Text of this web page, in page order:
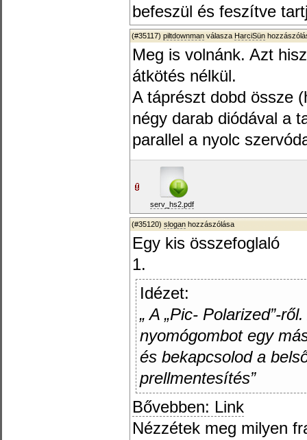
befeszül és feszítve
(#35117) piltdownman válasza HarciSün
Meg is volnánk. Azt
átkötés nélkül.
A táprészt dobd össze
négy darab diódával a
parallel a nyolc
serv_hs2.pdf
(#35120) slogan hozzászólása
Egy kis összefoglaló
1.
Idézet:
„ A „Pic- Polarized”-
nyomógombot egy
és bekapcsolod a
prellmentesítés”
Bővebben: Link
Nézzétek meg milyen